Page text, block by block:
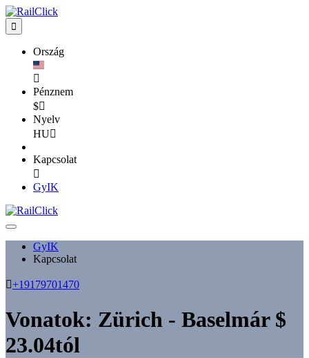

Ország

Pénznem
$
Nyelv
HU
Kapcsolat

GyIK
GyIK
Kapcsolat
+19179701470
Vonatok: Zürich - Baselmár $
23.04tól